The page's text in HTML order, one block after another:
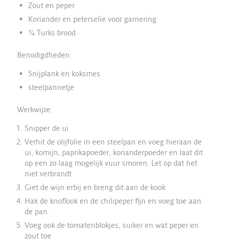
Zout en peper
Koriander en peterselie voor garnering
¼ Turks brood
Benodigdheden:
Snijplank en koksmes
steelpannetje
Werkwijze:
Snipper de ui
Verhit de olijfolie in een steelpan en voeg hieraan de
ui, komijn, paprikapoeder, korianderpoeder en laat dit
op een zo laag mogelijk vuur smoren. Let op dat het
niet verbrandt
Giet de wijn erbij en breng dit aan de kook
Hak de knoflook en de chilipeper fijn en voeg toe aan
de pan.
Voeg ook de tomatenblokjes, suiker en wat peper en
zout toe